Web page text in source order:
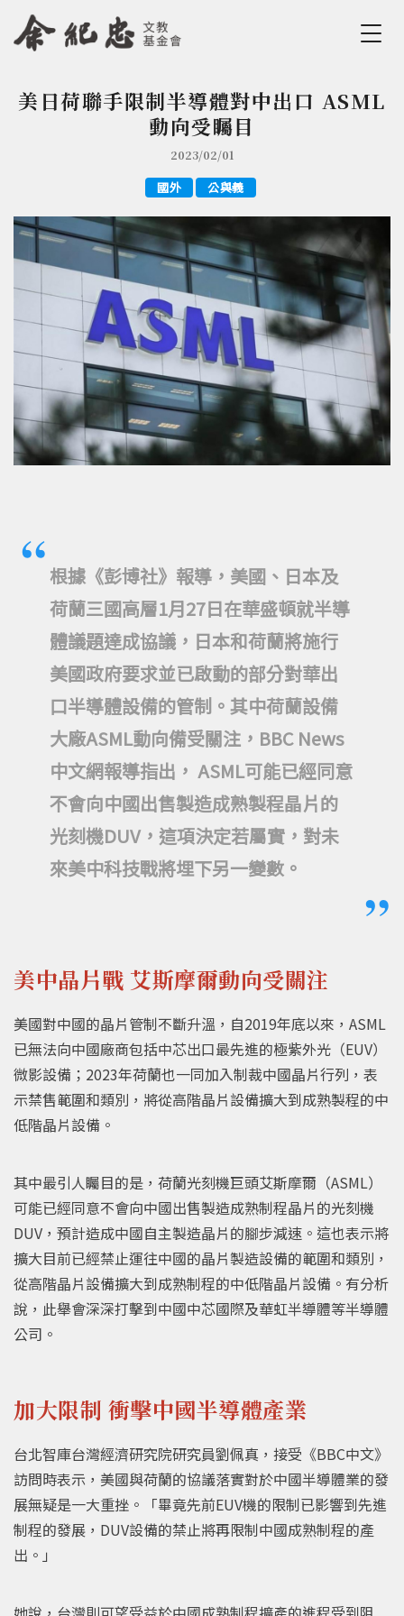
Jump to Navigation
Jump to Main content
您在這裡
美日荷聯手限制半導體對中出口 ASML
動向受矚目
2023/02/01
國外 公與義
根據《彭博社》報導，美國、日本及
荷蘭三國高層1月27日在華盛頓就半導
體議題達成協議，日本和荷蘭將施行
美國政府要求並已啟動的部分對華出
口半導體設備的管制。其中荷蘭設備
大廠ASML動向備受關注，BBC News
中文網報導指出， ASML可能已經同意
不會向中國出售製造成熟製程晶片的
光刻機DUV，這項決定若屬實，對未
來美中科技戰將埋下另一變數。
美中晶片戰 艾斯摩爾動向受關注
美國對中國的晶片管制不斷升溫，自2019年底以來，ASML
已無法向中國廠商包括中芯出口最先進的極紫外光（EUV）
微影設備；2023年荷蘭也一同加入制裁中國晶片行列，表
示禁售範圍和類別，將從高階晶片設備擴大到成熟製程的中
低階晶片設備。
其中最引人矚目的是，荷蘭光刻機巨頭艾斯摩爾（ASML）
可能已經同意不會向中國出售製造成熟制程晶片的光刻機
DUV，預計造成中國自主製造晶片的腳步減速。這也表示將
擴大目前已經禁止運往中國的晶片製造設備的範圍和類別，
從高階晶片設備擴大到成熟制程的中低階晶片設備。有分析
說，此舉會深深打擊到中國中芯國際及華虹半導體等半導體
公司。
加大限制 衝擊中國半導體產業
台北智庫台灣經濟研究院研究員劉佩真，接受《BBC中文》
訪問時表示，美國與荷蘭的協議落實對於中國半導體業的發
展無疑是一大重挫。「畢竟先前EUV機的限制已影響到先進
制程的發展，DUV設備的禁止將再限制中國成熟制程的產
出。」